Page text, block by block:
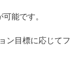
能です。
ン目標に応じてフ